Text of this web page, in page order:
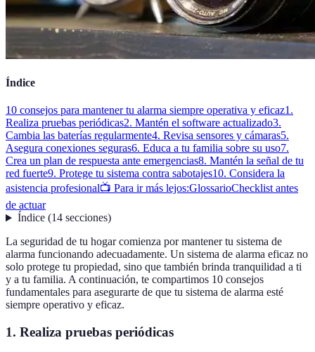
Índice
10 consejos para mantener tu alarma siempre operativa y eficaz1.
Realiza pruebas periódicas2. Mantén el software actualizado3.
Cambia las baterías regularmente4. Revisa sensores y cámaras5.
Asegura conexiones seguras6. Educa a tu familia sobre su uso7.
Crea un plan de respuesta ante emergencias8. Mantén la señal de tu
red fuerte9. Protege tu sistema contra sabotajes10. Considera la
asistencia profesional📺 Para ir más lejos:GlossarioChecklist antes
de actuar
Índice(14 secciones)
La seguridad de tu hogar comienza por mantener tu sistema de
alarma funcionando adecuadamente. Un sistema de alarma eficaz no
solo protege tu propiedad, sino que también brinda tranquilidad a ti
y a tu familia. A continuación, te compartimos 10 consejos
fundamentales para asegurarte de que tu sistema de alarma esté
siempre operativo y eficaz.
1. Realiza pruebas periódicas